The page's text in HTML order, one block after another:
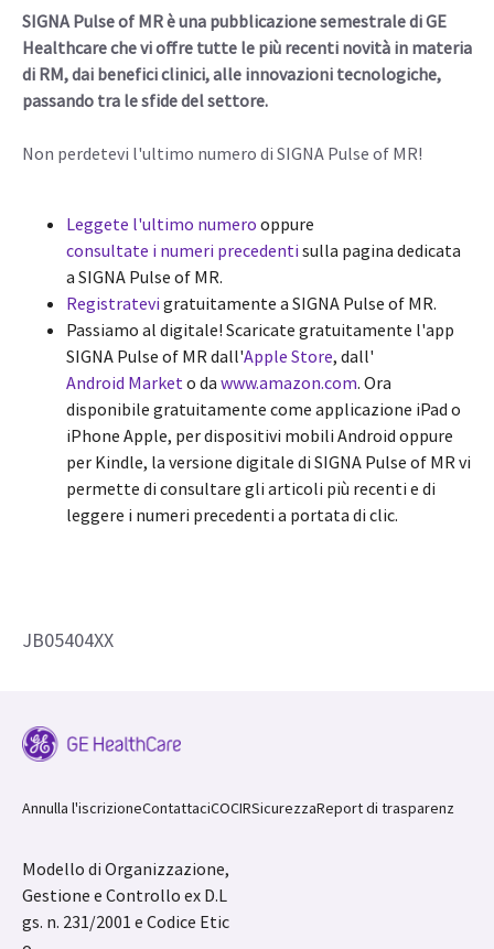
SIGNA Pulse of MR è una pubblicazione semestrale di GE
Healthcare che vi offre tutte le più recenti novità in materia
di RM, dai benefici clinici, alle innovazioni tecnologiche,
passando tra le sfide del settore.
Non perdetevi l'ultimo numero di SIGNA Pulse of MR!
Leggete l'ultimo numero oppure
consultate i numeri precedenti sulla pagina dedicata
a SIGNA Pulse of MR.
Registratevi gratuitamente a SIGNA Pulse of MR.
Passiamo al digitale! Scaricate gratuitamente l'app
SIGNA Pulse of MR dall'Apple Store, dall'
Android Market o da www.amazon.com. Ora
disponibile gratuitamente come applicazione iPad o
iPhone Apple, per dispositivi mobili Android oppure
per Kindle, la versione digitale di SIGNA Pulse of MR vi
permette di consultare gli articoli più recenti e di
leggere i numeri precedenti a portata di clic.
JB05404XX
Annulla l'iscrizioneContattaciCOCIRSicurezzaReport di trasparenz
Modello di Organizzazione,
Gestione e Controllo ex D.L
gs. n. 231/2001 e Codice Etic